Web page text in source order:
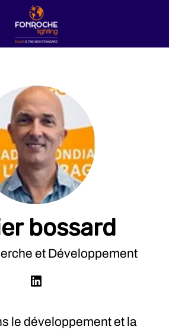
bossard
et Développement
le développement et la